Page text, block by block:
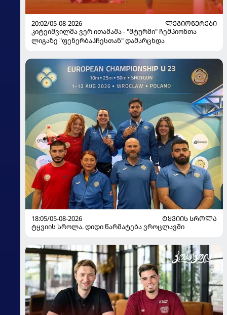
20:02/05-08-2026
ᲚᲔᲒᲘᲝᲜᲔᲠᲔᲑᲘ
კიტეიშვილმა ვერ ითამაშა - "შტურმი" ჩემპიონთა
ლიგაზე "ფენერბაჰჩესთან" დამარცხდა
18:05/05-08-2026
ᲢᲧᲕᲘᲘᲡ ᲡᲠᲝᲚᲐ
ტყვიის სროლა. დიდი წარმატება ვროცლავში